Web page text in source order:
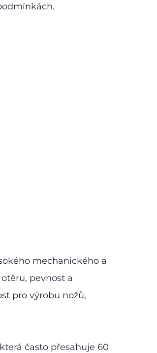
mechanického a
pevnost a
pro výrobu nožů,
často přesahuje 60